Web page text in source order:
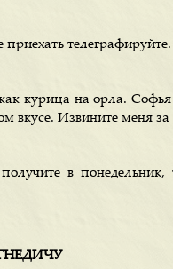
телеграфируйте.
курица на орла.
вкусе. Извините меня за
в понедельник,